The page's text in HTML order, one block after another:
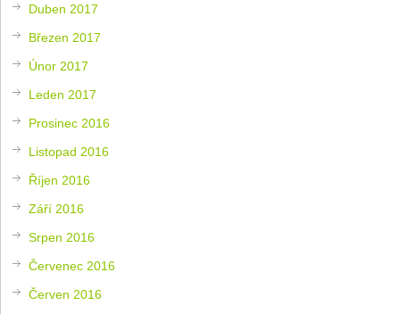
Duben 2017
Březen 2017
Únor 2017
Leden 2017
Prosinec 2016
Listopad 2016
Říjen 2016
Září 2016
Srpen 2016
Červenec 2016
Červen 2016